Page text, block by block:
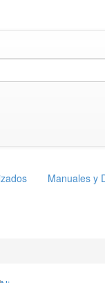
Manuales y